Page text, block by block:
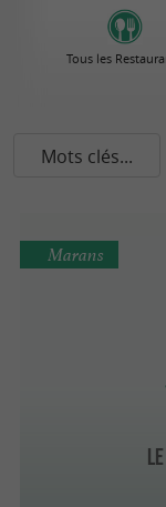
Tous les
Mots clés...
Marans